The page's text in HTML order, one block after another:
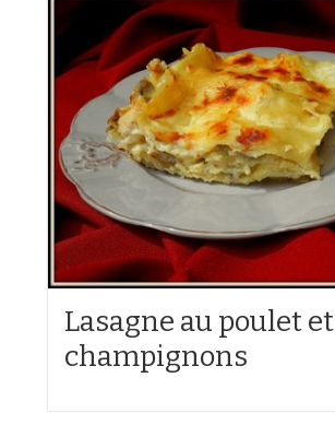
Lasagne au poulet et
champignons